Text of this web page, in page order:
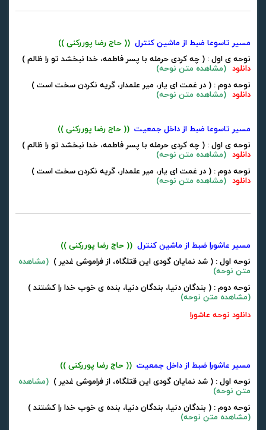
مسیر تاسوعا ضبط از ماشین کنترل (( حاج رضا پوررکنی ))
نوحه ی اول : ( چه کردی حرمله با پسر فاطمه، خدا نبخشد تو را ظالم )
دانلود (مشاهده متن نوحه)
نوحه دوم : ( در غمت ای یار، میر علمدار، گریه نکردن سخت است )
دانلود (مشاهده متن نوحه)
مسیر تاسوعا ضبط از داخل جمعیت (( حاج رضا پوررکنی ))
نوحه ی اول : ( چه کردی حرمله با پسر فاطمه، خدا نبخشد تو را ظالم )
دانلود (مشاهده متن نوحه)
نوحه دوم : ( در غمت ای یار، میر علمدار، گریه نکردن سخت است )
دانلود (مشاهده متن نوحه)
مسیر عاشورا ضبط از ماشین کنترل (( حاج رضا پوررکنی ))
نوحه اول : ( شد نمایان گودی این قتلگاه، از فراموشی غدیر ) (مشاهده
متن نوحه)
نوحه دوم : ( بندگان دنیا، بندگان دنیا، بنده ی خوب خدا را کشتند )
(مشاهده متن نوحه)
دانلود نوحه عاشورا
مسیر عاشورا ضبط از داخل جمعیت (( حاج رضا پوررکنی ))
نوحه اول : ( شد نمایان گودی این قتلگاه، از فراموشی غدیر ) (مشاهده
متن نوحه)
نوحه دوم : ( بندگان دنیا، بندگان دنیا، بنده ی خوب خدا را کشتند )
(مشاهده متن نوحه)